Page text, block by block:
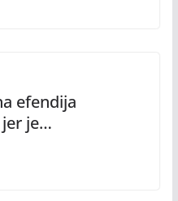
efendija
je…